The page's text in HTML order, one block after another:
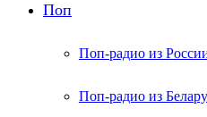
Поп
Поп-радио из
Поп-радио из